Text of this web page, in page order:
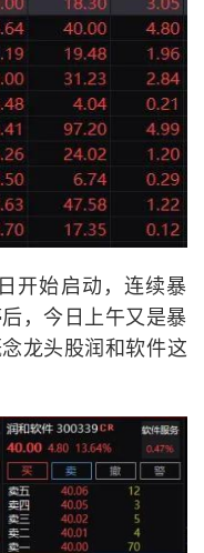
开始启动，连续暴
，今日上午又是暴
龙头股润和软件这